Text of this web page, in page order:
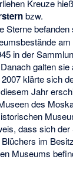
Kreuze
bzw.
Sterne
am
in der
galten sie
klärte sich
Jahr
des
dass sich der
im
Museums